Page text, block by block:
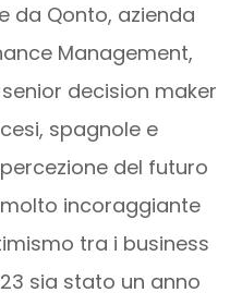
da Qonto, azienda
Management,
decision maker
spagnole e
del futuro
incoraggiante
tra i business
sia stato un anno